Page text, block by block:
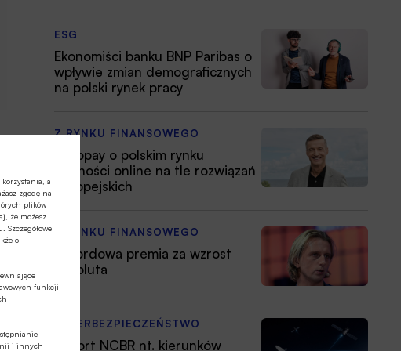
a
zgodę na
plików
że możesz
Szczegółowe
o
funkcji
i innych
ESG
Ekonomiści banku BNP Paribas o
wpływie zmian demograficznych
na polski rynek pracy
Z RYNKU FINANSOWEGO
Autopay o polskim rynku
płatności online na tle rozwiązań
europejskich
Z RYNKU FINANSOWEGO
Rekordowa premia za wzrost
Revoluta
CYBERBEZPIECZEŃSTWO
Raport NCBR nt. kierunków